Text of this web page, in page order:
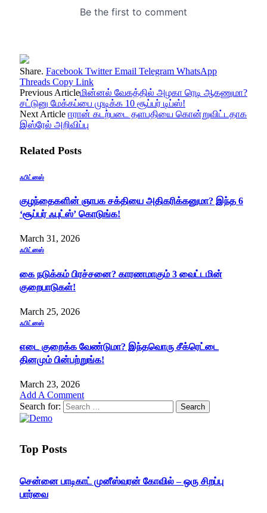
Share. Facebook Twitter Email Telegram WhatsApp
Threads Copy Link
Previous Articleமின்னல் வேகத்தில் அழகா ரெடி ஆகணுமா?
சட்டுனு மேக்கப்பை முடிக்க 10 சூப்பர் டிப்ஸ்!
Next Article ஈரான் கடற்படை தளபதியை கொன்றுவிட்டதாக
இஸ்ரேல் அறிவிப்பு
Related Posts
ஃபிட்னஸ்
குழந்தைகளின் ஞாபக சக்தியை அதிகரிக்கனுமா? இந்த 6
‘சூப்பர் ஃபுட்ஸ்’ கொடுங்க!
March 31, 2026
ஃபிட்னஸ்
கை நடுக்கம் பிரச்சனை? காரணமாகும் 3 வைட்டமின்
குறைபாடுகள்!
March 25, 2026
ஃபிட்னஸ்
எடை குறைக்க வேண்டுமா? இந்தவொரு சீக்ரெட்டை
தினமும் பின்பற்றுங்க!
March 23, 2026
Add A Comment
Search for:
Top Posts
சென்னை பாடிகாட் முனீஸ்வரன் கோவில் – ஒரு சிறப்பு
பார்வை